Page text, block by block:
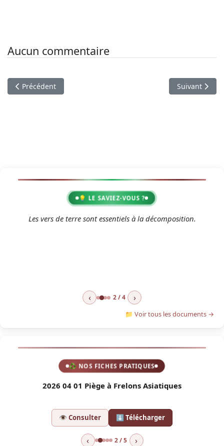
Aucun commentaire
Article précédent : Documentation
Précédent Article
Suivant
💡 LE SAVIEZ-VOUS ?
Les vers de terre sont essentiels à la décomposition.
‹ 2 / 4 ›
📁 Voir tous les documents →
♻ NOS FICHES PRATIQUES
2026 04 01 Piège à Frelons Asiatiques
👁 Consulter ⬇ Télécharger
‹ 2 / 5 ›